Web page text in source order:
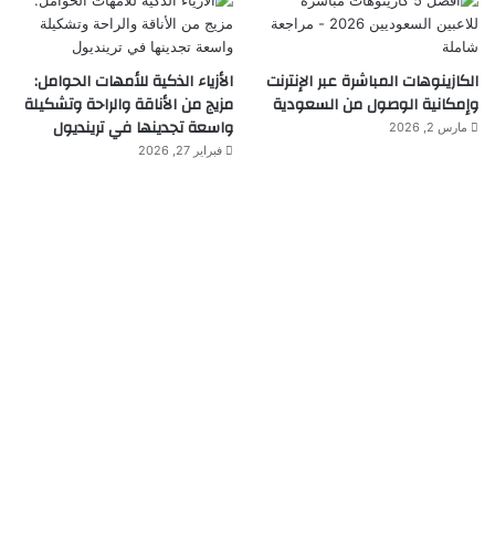
الكازينوهات المباشرة عبر الإنترنت
وإمكانية الوصول من السعودية
مارس 2, 2026
الأزياء الذكية للأمهات الحوامل:
مزيج من الأناقة والراحة وتشكيلة
واسعة تجدينها في ترينديول
فبراير 27, 2026